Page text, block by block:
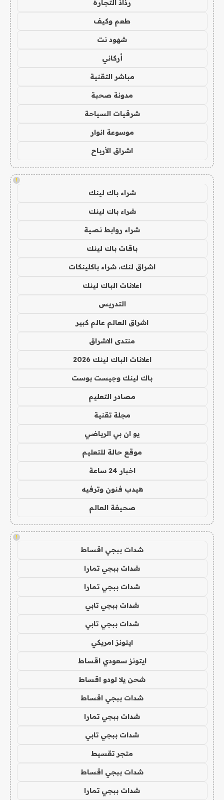
رذاذ التجارة
طعم وكيف
شهود نت
أركاني
مباشر التقنية
مدونة صحبة
شرقيات السياحة
موسوعة انوار
اشراق الأرباح
!
شراء باك لينك
شراء باك لينك
شراء روابط نصية
باقات باك لينك
اشراق لنك، شراء باكلينكات
اعلانات الباك لينك
التدريس
اشراق العالم عالم كبير
منتدى الاشراق
اعلانات الباك لينك 2026
باك لينك وجيست بوست
مصادر التعليم
مجلة تقنية
يو ان بي الرياضي
موقع حالة للتعليم
اخبار 24 ساعة
هيدب فنون وترفيه
صحيفة العالم
!
شدات ببجي اقساط
شدات ببجي تمارا
شدات ببجي تمارا
شدات ببجي تابي
شدات ببجي تابي
ايتونز امريكي
ايتونز سعودي اقساط
شحن يلا لودو اقساط
شدات ببجي اقساط
شدات ببجي تمارا
شدات ببجي تابي
متجر تقسيط
شدات ببجي اقساط
شدات ببجي تمارا